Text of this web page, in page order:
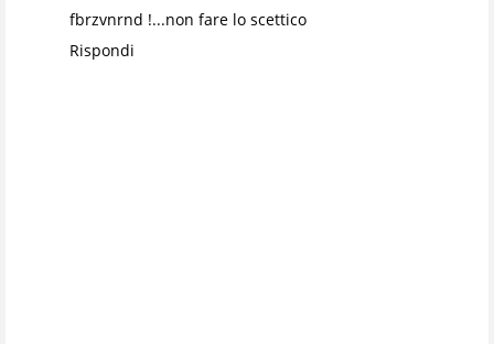
fbrzvnrnd !...non fare lo scettico
Rispondi